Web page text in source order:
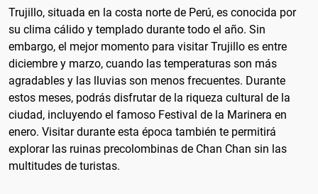
Trujillo, situada en la costa norte de Perú, es conocida por
su clima cálido y templado durante todo el año. Sin
embargo, el mejor momento para visitar Trujillo es entre
diciembre y marzo, cuando las temperaturas son más
agradables y las lluvias son menos frecuentes. Durante
estos meses, podrás disfrutar de la riqueza cultural de la
ciudad, incluyendo el famoso Festival de la Marinera en
enero. Visitar durante esta época también te permitirá
explorar las ruinas precolombinas de Chan Chan sin las
multitudes de turistas.